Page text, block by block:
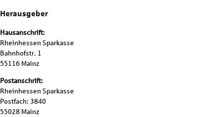
Herausgeber
Hausanschrift:
Rheinhessen Sparkasse
Bahnhofstr. 1
55116 Mainz
Postanschrift:
Rheinhessen Sparkasse
Postfach: 3840
55028 Mainz